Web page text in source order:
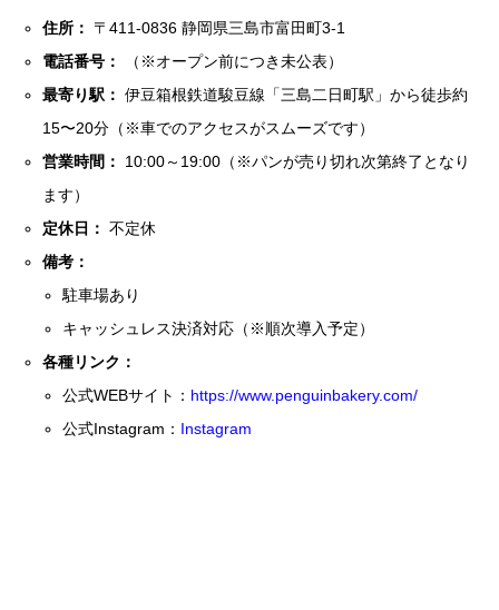
住所：
〒411-0836 静岡県三島市富田町3-1
電話番号：
（※オープン前につき未公表）
最寄り駅： 伊豆箱根鉄道駿豆線「三島二日町駅」から徒歩約
15〜20分（※車でのアクセスがスムーズです）
営業時間：
10:00～19:00（※パンが売り切れ次第終了となり
ます）
定休日： 不定休
備考：
駐車場あり
キャッシュレス決済対応（※順次導入予定）
各種リンク：
公式WEBサイト： https://www.penguinbakery.com/
公式Instagram： Instagram